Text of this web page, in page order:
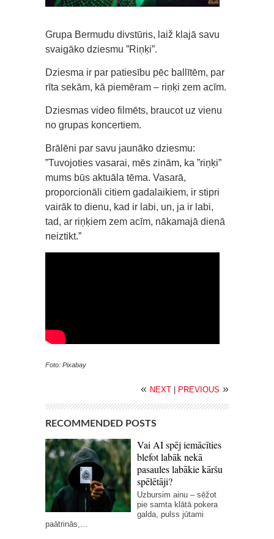
Grupa Bermudu divstūris, laiž klajā savu
svaigāko dziesmu ”Riņķi”.
Dziesma ir par patiesību pēc ballītēm, par
rīta sekām, kā piemēram – riņķi zem acīm.
Dziesmas video filmēts, braucot uz vienu
no grupas koncertiem.
Brālēni par savu jaunāko dziesmu:
”Tuvojoties vasarai, mēs zinām, ka ”riņķi”
mums būs aktuāla tēma. Vasarā,
proporcionāli citiem gadalaikiem, ir stipri
vairāk to dienu, kad ir labi, un, ja ir labi,
tad, ar riņķiem zem acīm, nākamajā dienā
neiztikt.”
Foto: Pixabay
« NEXT PREVIOUS »
RECOMMENDED POSTS
Vai AI spēj iemācīties
blefot labāk nekā
pasaules labākie kāršu
spēlētāji?
Uzbursim ainu – sēžot
pie samta klātā pokera
galda, pulss jūtami
paātrinās,...